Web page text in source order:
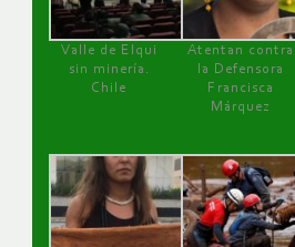
Valle de Elqui
sin minería.
Chile
Atentan contra
la Defensora
Francisca
Márquez